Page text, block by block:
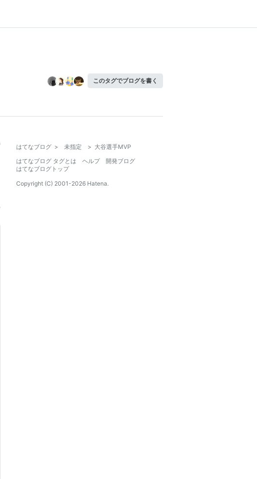
このタグでブログを書く
はてなブログ > 未指定 > 大谷選手MVP
はてなブログ タグとは
ヘルプ
開発ブログ
はてなブログトップ
Copyright (C) 2001-2026 Hatena.